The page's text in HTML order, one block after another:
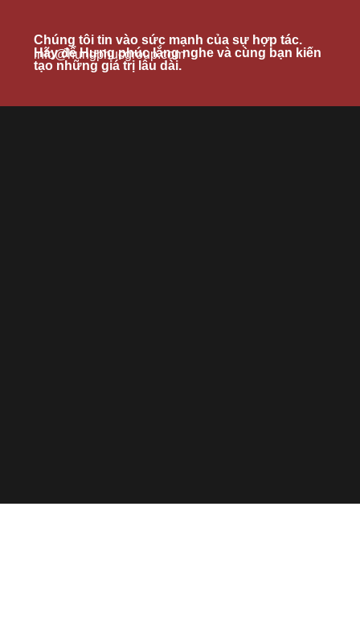
Chúng tôi tin vào sức mạnh của sự hợp tác.
Hãy để Hưng phúc lắng nghe và cùng bạn kiến
tạo những giá trị lâu dài.
info@hungphucgroup.com